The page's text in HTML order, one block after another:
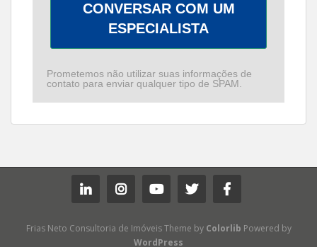
CONVERSAR COM UM
ESPECIALISTA
Prometemos não utilizar suas informações de
contato para enviar qualquer tipo de SPAM.
Frias Neto Consultoria de Imóveis Theme by Colorlib Powered by
WordPress